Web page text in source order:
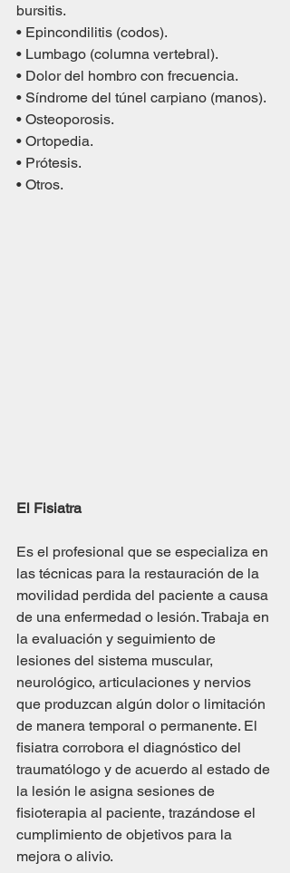
bursitis.
• Epincondilitis (codos).
• Lumbago (columna vertebral).
• Dolor del hombro con frecuencia.
• Síndrome del túnel carpiano (manos).
• Osteoporosis.
• Ortopedia.
• Prótesis.
• Otros.
El Fisiatra
Es el profesional que se especializa en
las técnicas para la restauración de la
movilidad perdida del paciente a causa
de una enfermedad o lesión. Trabaja en
la evaluación y seguimiento de
lesiones del sistema muscular,
neurológico, articulaciones y nervios
que produzcan algún dolor o limitación
de manera temporal o permanente. El
fisiatra corrobora el diagnóstico del
traumatólogo y de acuerdo al estado de
la lesión le asigna sesiones de
fisioterapia al paciente, trazándose el
cumplimiento de objetivos para la
mejora o alivio.